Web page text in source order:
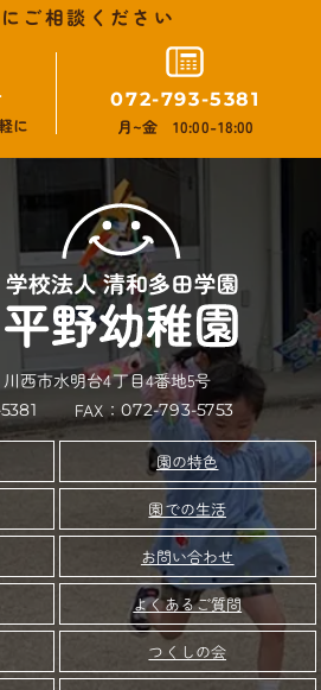
ご相談ください
に
072-793-5381
月~金 10:00-18:00
西市水明台4丁目4番地5号
FAX： 072-793-5753
園の特色
園での生活
お問い合わせ
よくあるご質問
つくしの会